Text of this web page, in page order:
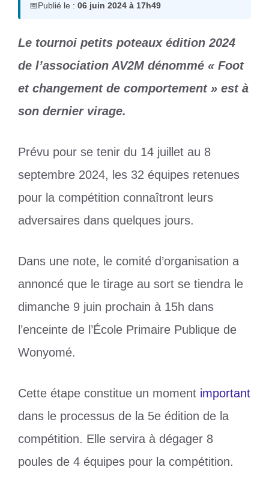
📅Publié le : 06 juin 2024 à 17h49
Le tournoi petits poteaux édition 2024
de l’association AV2M dénommé « Foot
et changement de comportement » est à
son dernier virage.
Prévu pour se tenir du 14 juillet au 8
septembre 2024, les 32 équipes retenues
pour la compétition connaîtront leurs
adversaires dans quelques jours.
Dans une note, le comité d’organisation a
annoncé que le tirage au sort se tiendra le
dimanche 9 juin prochain à 15h dans
l’enceinte de l’École Primaire Publique de
Wonyomé.
Cette étape constitue un moment important
dans le processus de la 5e édition de la
compétition. Elle servira à dégager 8
poules de 4 équipes pour la compétition.